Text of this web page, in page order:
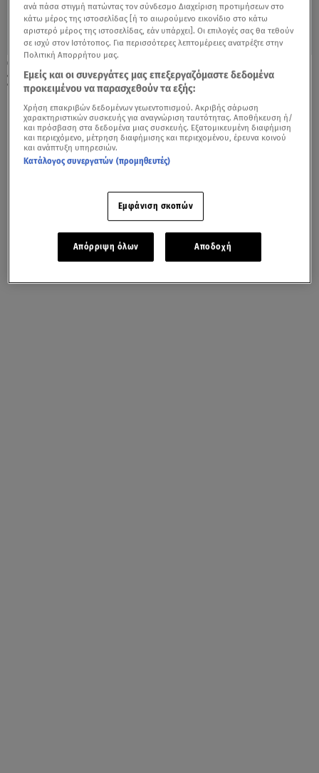
31.10.19, 23:40
Σκύδρα: Απειλούν να πάρουν τα όπλα οι
κάτοικοι για τους πρόσφυγες
« Previous
ανά πάσα στιγμή πατώντας τον σύνδεσμο Διαχείριση προτιμήσεων στο
κάτω μέρος της ιστοσελίδας [ή το αιωρούμενο εικονίδιο στο κάτω
αριστερό μέρος της ιστοσελίδας, εάν υπάρχει]. Οι επιλογές σας θα τεθούν
σε ισχύ στον Ιστότοπος. Για περισσότερες λεπτομέρειες ανατρέξτε στην
Πολιτική Απορρήτου μας.
Εμείς και οι συνεργάτες μας επεξεργαζόμαστε δεδομένα
προκειμένου να παρασχεθούν τα εξής:
Χρήση επακριβών δεδομένων γεωεντοπισμού. Ακριβής σάρωση
χαρακτηριστικών συσκευής για αναγνώριση ταυτότητας. Αποθήκευση ή/
και πρόσβαση στα δεδομένα μιας συσκευής. Εξατομικευμένη διαφήμιση
και περιεχόμενο, μέτρηση διαφήμισης και περιεχομένου, έρευνα κοινού
και ανάπτυξη υπηρεσιών.
Κατάλογος συνεργατών (προμηθευτές)
Εμφάνιση σκοπών
Απόρριψη όλων Αποδοχή